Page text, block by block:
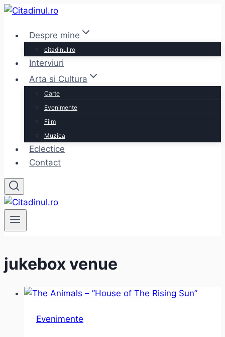
Skip
contentDespre mine
citadinul.ro
Interviuri
Arta si Cultura
Carte
Evenimente
Film
Muzica
Eclectice
Contact
jukebox venue
Evenimente